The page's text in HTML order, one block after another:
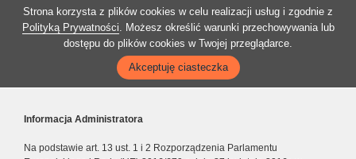
Strona korzysta z plików cookies w celu realizacji usług i zgodnie z
Polityką Prywatności. Możesz określić warunki przechowywania lub
dostępu do plików cookies w Twojej przeglądarce.
Akceptuję ciasteczka
Informacja Administratora
Na podstawie art. 13 ust. 1 i 2 Rozporządzenia Parlamentu